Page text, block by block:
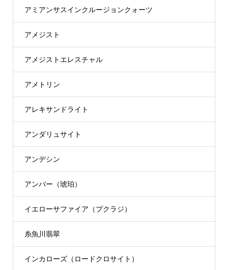
アミアンサスインクルージョンクォーツ
アメジスト
アメジストエレスチャル
アメトリン
アレキサンドライト
アンダリュサイト
アンデシン
アンバー（琥珀）
イエローサファイア（プクラジ）
糸魚川翡翠
インカローズ（ロードクロサイト）